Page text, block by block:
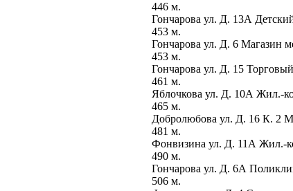
446 м.
Гончарова ул. Д. 13А
453 м.
Гончарова ул. Д. 6 Магазин
453 м.
Гончарова ул. Д. 15
461 м.
Яблочкова ул. Д. 10А Жил.-
465 м.
Добролюбова ул. Д. 16 К. 2
481 м.
Фонвизина ул. Д. 11А Жил.-
490 м.
Гончарова ул. Д. 6А
506 м.